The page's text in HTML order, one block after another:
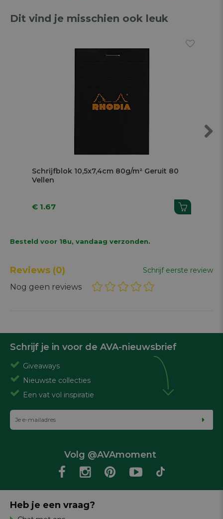
Dit vind je misschien ook leuk
Schrijfblok 10,5x7,4cm 80g/m² Geruit 80
Vellen
€ 1.67
Besteld voor 18u, vandaag verzonden.
Reviews (0) Schrijf eerste review
Nog geen reviews
Schrijf je in voor de AVA-nieuwsbrief
Giveaways
Nieuwste collecties
Een vat vol inspiratie
Volg @AVAmoment
Heb je een vraag?